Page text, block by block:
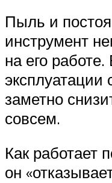
Пыль и
инструмент
на его
эксплуатации
заметно
совсем.
Как работает
он